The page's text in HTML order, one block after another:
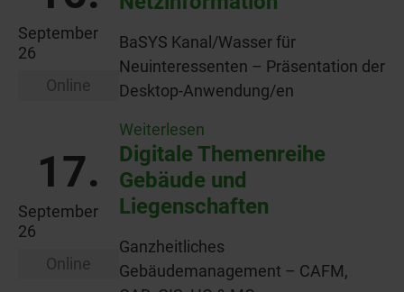
September
26
Online
BaSYS Kanal/Wasser für
Neuinteressenten – Präsentation der
Desktop-Anwendung/en
Weiterlesen
17.
September
26
Online
Digitale Themenreihe
Gebäude und
Liegenschaften
Ganzheitliches
Gebäudemanagement – CAFM,